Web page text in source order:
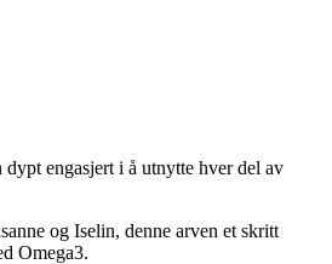
engasjert i å utnytte hver del av
og Iselin, denne arven et skritt
Omega3.